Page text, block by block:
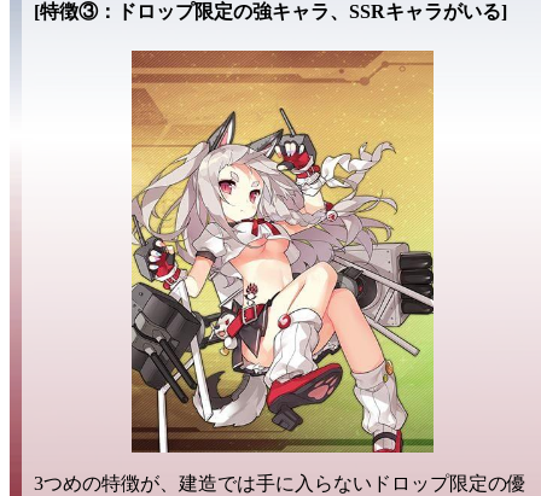
[特徴③：ドロップ限定の強キャラ、SSRキャラがいる]
3つめの特徴が、建造では手に入らない ドロップ限定の優